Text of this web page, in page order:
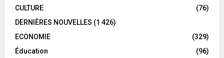
CULTURE
(76)
DERNIÈRES NOUVELLES (1 426)
ECONOMIE
(329)
Éducation
(96)